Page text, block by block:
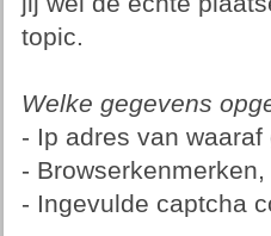
topic.
Welke gegevens
- Ip adres van
-
- Ingevulde captcha